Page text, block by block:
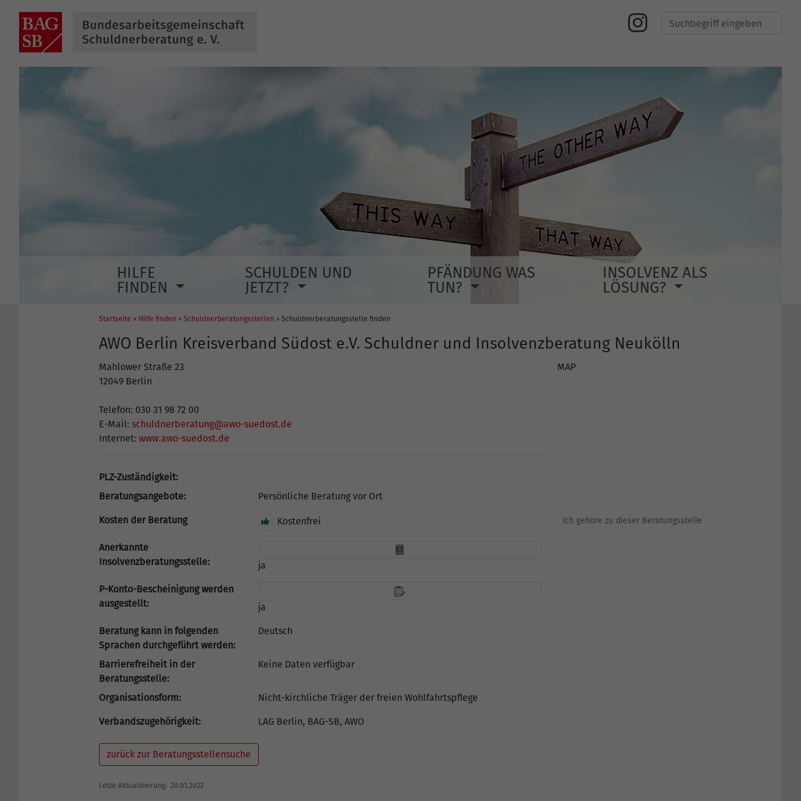
HILFE
FINDEN
SCHULDEN UND
JETZT?
PFÄNDUNG WAS
TUN?
INSOLVENZ ALS
LÖSUNG?
Startseite > Hilfe finden >Schuldnerberatungsstellen > Schuldnerberatungsstelle finden
AWO Berlin Kreisverband Südost e.V. Schuldner und Insolvenzberatung Neukölln
Mahlower Straße 23
12049 Berlin
Telefon: 030 31 98 72 00
E-Mail:schuldnerberatung@awo-suedost.de
Internet:www.awo-suedost.de
PLZ-Zuständigkeit:
Beratungsangebote:
Persönliche Beratung vor Ort
Kosten der Beratung Kostenfrei
Anerkannte
Insolvenzberatungsstelle:
ja
P-Konto-Bescheinigung werden
ausgestellt:
ja
Beratung kann in folgenden
Sprachen durchgeführt werden:
Deutsch
Barrierefreiheit in der
Beratungsstelle:
Keine Daten verfügbar
Organisationsform: Nicht-kirchliche Träger der freien Wohlfahrtspflege
Verbandszugehörigkeit: LAG Berlin, BAG-SB, AWO
MAP
Ich gehöre zu dieser Beratungsstelle
zurück zur Beratungsstellensuche
Letze Aktualisierung: 20.01.2022